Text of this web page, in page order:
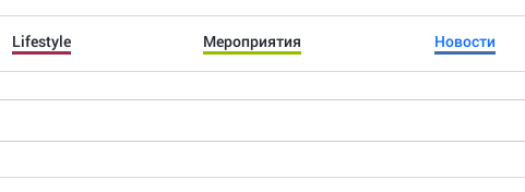
Lifestyle Мероприятия Новости